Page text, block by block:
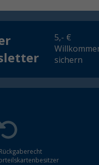
5,- €
sichern